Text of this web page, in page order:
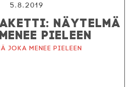
5.8.2019
NÄYTELMÄ
PIELEEN
joka menee pieleen